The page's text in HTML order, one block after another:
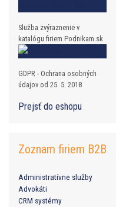
Služba zvýraznenie v
katalógu firiem Podnikam.sk
GDPR - Ochrana osobných
údajov od 25. 5. 2018
Prejsť do eshopu
Zoznam firiem B2B
Administratívne služby
Advokáti
CRM systémy